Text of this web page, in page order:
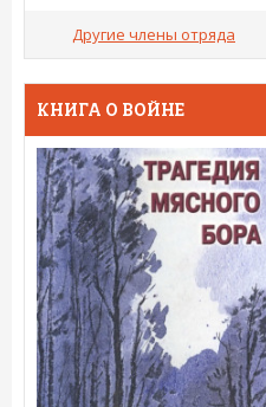
Другие члены отряда
КНИГА О ВОЙНЕ